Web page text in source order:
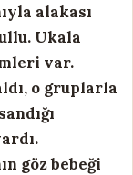
alakası
Ukala
var.
o gruplarla
göz bebeği